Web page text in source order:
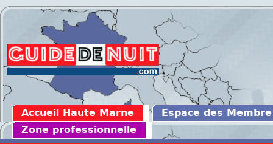
Accueil Haute Marne
Espace des Membre
Zone professionnelle